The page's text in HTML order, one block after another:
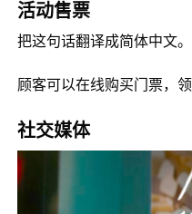
活动售票
把这句话翻译成简体中文。
顾客可以在线购买门票，
社交媒体